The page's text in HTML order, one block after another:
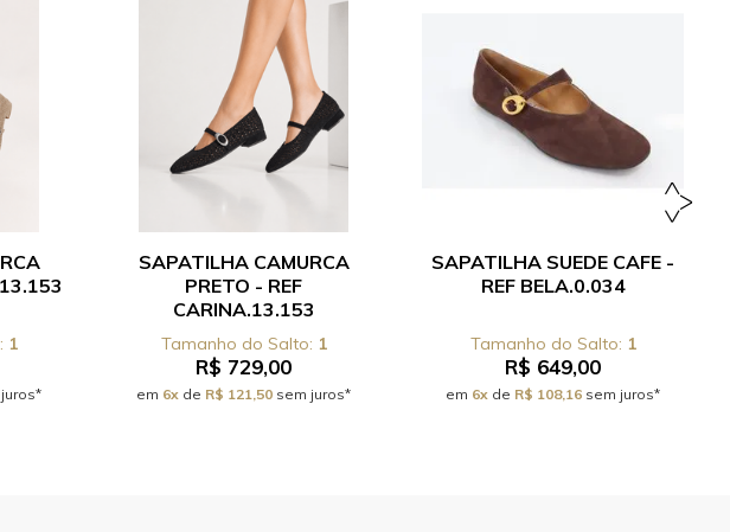
1
SAPATILHA CAMURCA
PRETO - REF
CARINA.13.153
1
R$ 729,00
em 6x de R$ 121,50 sem juros*
SAPATILHA SUEDE CAFE -
REF BELA.0.034
1
R$ 649,00
em 6x de R$ 108,16 sem juros*